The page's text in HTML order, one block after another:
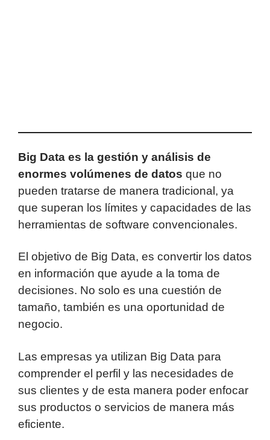
Big Data es la gestión y análisis de
enormes volúmenes de datos que no
pueden tratarse de manera tradicional, ya
que superan los límites y capacidades de las
herramientas de software convencionales.
El objetivo de Big Data, es convertir los datos
en información que ayude a la toma de
decisiones. No solo es una cuestión de
tamaño, también es una oportunidad de
negocio.
Las empresas ya utilizan Big Data para
comprender el perfil y las necesidades de
sus clientes y de esta manera poder enfocar
sus productos o servicios de manera más
eficiente.